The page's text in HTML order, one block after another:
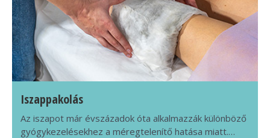
Iszappakolás
Az iszapot már évszázadok óta alkalmazzák különböző
gyógykezelésekhez a méregtelenítő hatása miatt.…